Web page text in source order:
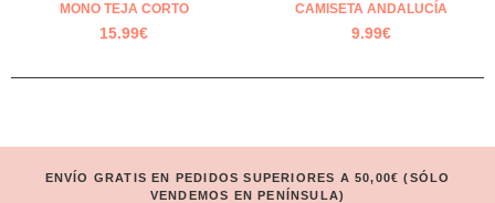
MONO TEJA CORTO
15.99€
CAMISETA ANDALUCÍA
9.99€
ENVÍO GRATIS EN PEDIDOS SUPERIORES A 50,00€ (SÓLO
VENDEMOS EN PENÍNSULA)